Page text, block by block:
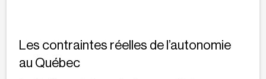
Les contraintes réelles de l’autonomie
au Québec